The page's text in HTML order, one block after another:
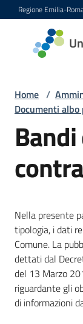
Vai al contenuto
Vai alla navigazione
Vai al footer
Regione Emilia-
Bassa
Menu
Novità
Vivere
l'Unione
Home /
Documenti
Nella presente
tipologia, i dati
Comune. La
dettati dal
del 13 Marzo
riguardante gli
di informazioni